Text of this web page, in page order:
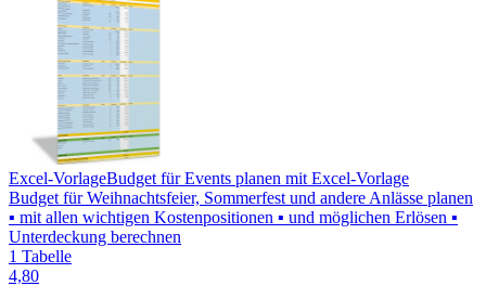
Excel-VorlageBudget für Events planen mit Excel-Vorlage
Budget für Weihnachtsfeier, Sommerfest und andere Anlässe planen
▪ mit allen wichtigen Kostenpositionen ▪ und möglichen Erlösen ▪
Unterdeckung berechnen
1 Tabelle
4,80